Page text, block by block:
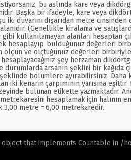
bu aslında kare veya
Başka bir ifadeyle, kare veya
iki duvarını dışarıdan metre
(Genellikle kiralama ve
kullanılamayan alanları hesaptan
hesaplayıp, bulduğunuz değerleri
ölçün ve ölçtüğünüz değerleri
şey herzaman
durumlarda arsanın şeklini bir
bölümlere ayırabilirsiniz. Daha
iki kenarın çarpımının yarısına
bulunan etikette yazmaktadır.
metrekaresini hesaplamak için
3,00 metre = 6,00 metrekaredir.
that implements Countable in /